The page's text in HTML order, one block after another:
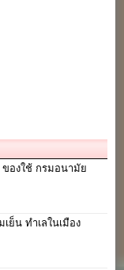
องใช้ กรมอนามัย
ย็น ทำเลในเมือง